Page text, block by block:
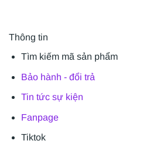
Thông tin
Tìm kiếm mã sản phẩm
Bảo hành - đổi trả
Tin tức sự kiện
Fanpage
Tiktok